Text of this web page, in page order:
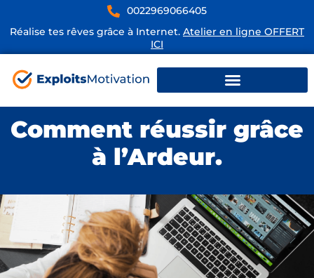
0022969066405
Réalise tes rêves grâce à Internet. Atelier en ligne OFFERT
ICI
Comment réussir grâce
à l’Ardeur.